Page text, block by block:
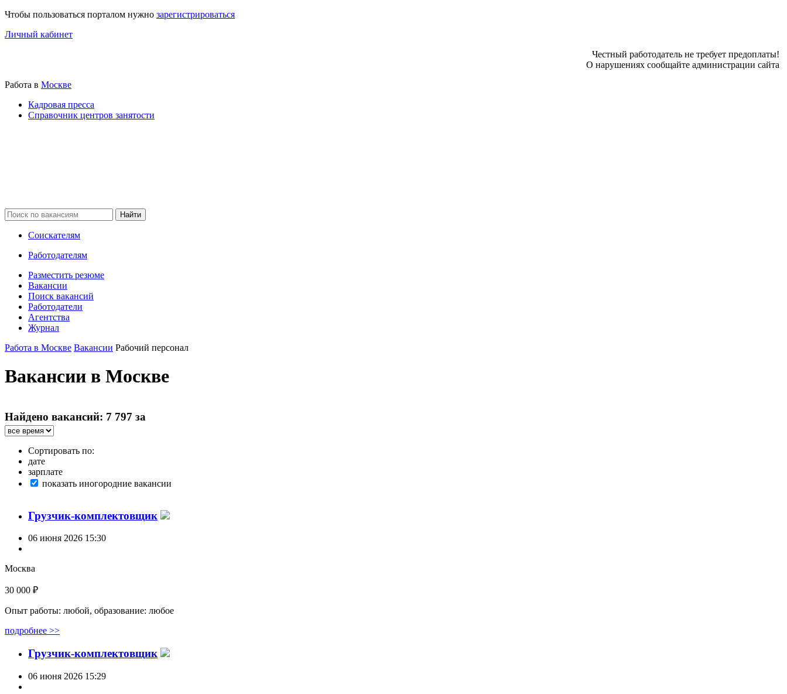
Чтобы пользоваться порталом нужно зарегистрироваться
Личный кабинет
Честный работодатель не требует предоплаты!
О нарушениях сообщайте администрации сайта
Работа в Москве
Кадровая пресса
Справочник центров занятости
Соискателям
Работодателям
Разместить резюме
Вакансии
Поиск вакансий
Работодатели
Агентства
Журнал
Работа в Москве Вакансии Рабочий персонал
Вакансии в Москве
Найдено вакансий: 7 797 за
Сортировать по:
дате
зарплате
показать иногородние вакансии
Грузчик-комплектовщик
06 июня 2026 15:30
Москва
30 000 ₽
Опыт работы: любой, образование: любое
подробнее >>
Грузчик-комплектовщик
06 июня 2026 15:29